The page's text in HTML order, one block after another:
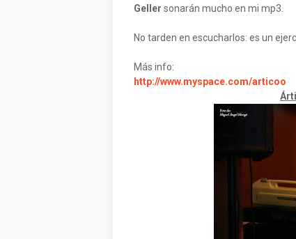
Geller sonarán mucho en mi mp3.
No tarden en escucharlos: es un
Más info:
http://www.myspace.com/articoo